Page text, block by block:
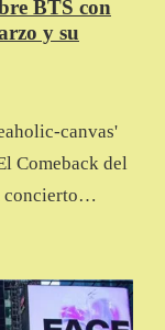
BTS con
y su
canvas'
Comeback del
concierto…